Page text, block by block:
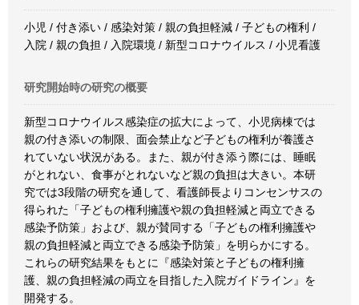
小児 / 付き添い / 感染対策 / 親の負担軽減 / 子どもの権利 /
入院 / 親の負担 / 入院環境 / 新型コロナウイルス / 小児看護
研究開始時の研究の概要
新型コロナウイルス感染症の拡大によって、小児病棟では
親の付き添いの制限、面会禁止など子どもの権利が養護さ
れていない状況がある。また、親が付き添う際には、睡眠
がとれない、食事がとれないなど親の負担は大きい。本研
究では3段階の研究を通して、看護師長よりコンセンサスの
得られた「子どもの権利擁護や親の負担軽減と両立できる
感染予防策」および、親が賛同する「子どもの権利擁護や
親の負担軽減と両立できる感染予防策」を明らかにする。
これらの研究結果をもとに『感染対策と子どもの権利擁
護、親の負担軽減の両立を目指した入院ガイドライン』を
開発する。